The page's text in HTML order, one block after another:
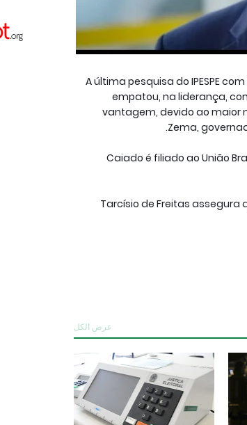
A última pesquisa do IPESPE
empatou, na liderança,
vantagem, devido ao maior
Zema,
Caiado é filiado ao União
Tarcísio de Freitas assegura
عرض الكل